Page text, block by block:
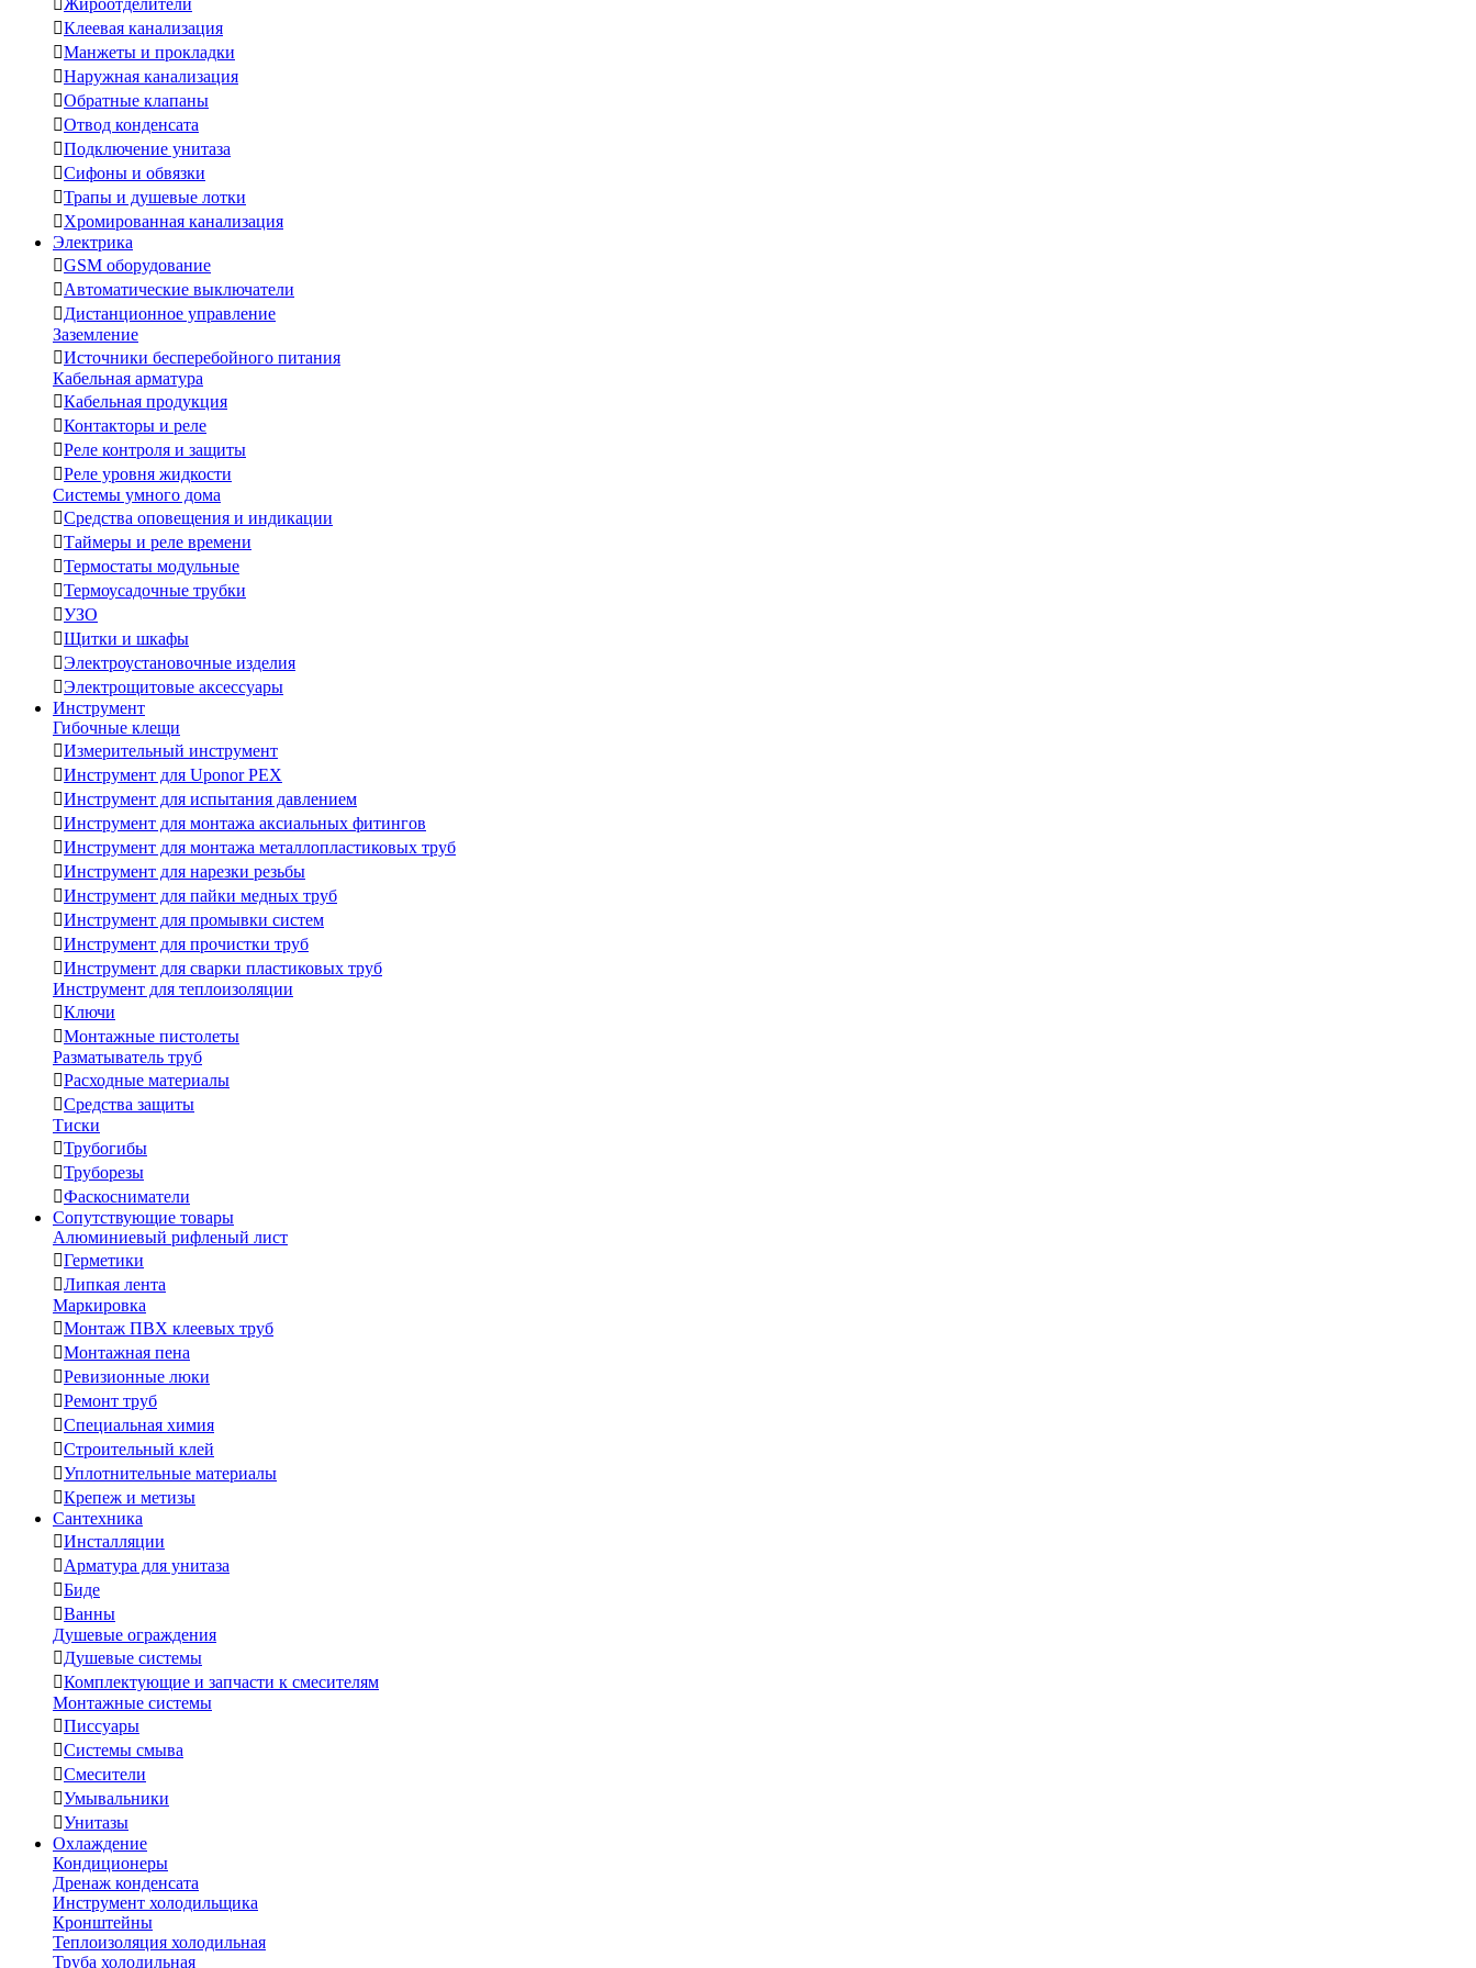
Жироотделители
Клеевая канализация
Манжеты и прокладки
Наружная канализация
Обратные клапаны
Отвод конденсата
Подключение унитаза
Сифоны и обвязки
Трапы и душевые лотки
Хромированная канализация
Электрика
GSM оборудование
Автоматические выключатели
Дистанционное управление
Заземление
Источники бесперебойного питания
Кабельная арматура
Кабельная продукция
Контакторы и реле
Реле контроля и защиты
Реле уровня жидкости
Системы умного дома
Средства оповещения и индикации
Таймеры и реле времени
Термостаты модульные
Термоусадочные трубки
УЗО
Щитки и шкафы
Электроустановочные изделия
Электрощитовые аксессуары
Инструмент
Гибочные клещи
Измерительный инструмент
Инструмент для Uponor PEX
Инструмент для испытания давлением
Инструмент для монтажа аксиальных фитингов
Инструмент для монтажа металлопластиковых труб
Инструмент для нарезки резьбы
Инструмент для пайки медных труб
Инструмент для промывки систем
Инструмент для прочистки труб
Инструмент для сварки пластиковых труб
Инструмент для теплоизоляции
Ключи
Монтажные пистолеты
Разматыватель труб
Расходные материалы
Средства защиты
Тиски
Трубогибы
Труборезы
Фаскосниматели
Сопутствующие товары
Алюминиевый рифленый лист
Герметики
Липкая лента
Маркировка
Монтаж ПВХ клеевых труб
Монтажная пена
Ревизионные люки
Ремонт труб
Специальная химия
Строительный клей
Уплотнительные материалы
Крепеж и метизы
Сантехника
Инсталляции
Арматура для унитаза
Биде
Ванны
Душевые ограждения
Душевые системы
Комплектующие и запчасти к смесителям
Монтажные системы
Писсуары
Системы смыва
Смесители
Умывальники
Унитазы
Охлаждение
Кондиционеры
Дренаж конденсата
Инструмент холодильщика
Кронштейны
Теплоизоляция холодильная
Труба холодильная